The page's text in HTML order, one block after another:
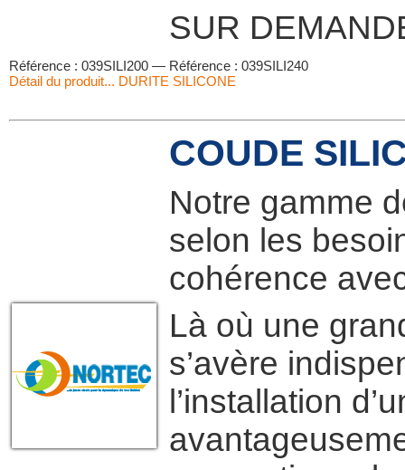
SUR
Référence : 039SILI200 — Référence : 039SILI240
Détail du produit... DURITE SILICONE
COUDE
Notre gamme
selon les
cohérence
Là où une
s’avère
l’installation